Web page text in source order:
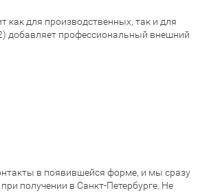
как для производственных, так и для
добавляет профессиональный внешний
в появившейся форме, и мы сразу
получении в Санкт-Петербурге. Не